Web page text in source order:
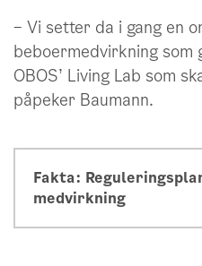
– Vi setter da i gang en
beboermedvirkning som
OBOS’ Living Lab som
påpeker Baumann.
Fakta:
medvirkning